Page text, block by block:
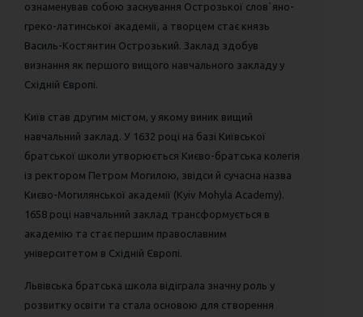
ознаменував собою заснування Острозької слов`яно-
греко-латинської академії, а творцем стає князь
Василь-Костянтин Острозький. Заклад здобув
визнання як першого вищого навчального закладу у
Східній Європі.
Київ став другим містом, у якому виник вищий
навчальний заклад. У 1632 році на базі Київської
братської школи утворюється Києво-братська колегія
із ректором Петром Могилою, звідси й сучасна назва
Києво-Могилянської академії (Kyiv Mohyla Academy).
1658 році навчальний заклад трансформується в
академію та стає першим православним
університетом в Східній Європі.
Львівська братська школа відіграла значну роль у
розвитку освіти та стала основою для створення